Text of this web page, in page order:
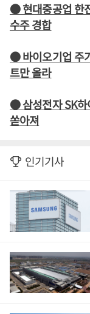
● 현대중공업 한
수주 경합
● 바이오기업 주
트만 올라
● 삼성전자 SK하
쏟아져
인기기사